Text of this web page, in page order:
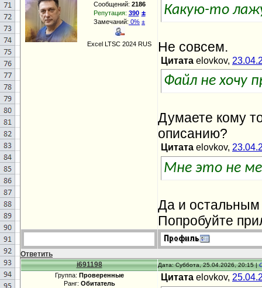
Сообщений: 2186
Репутация: 390 ±
Замечаний: 0% ±
Excel LTSC 2024 RUS
Какую-то
Не совсем.
Цитата elovkov,
Файл не хочу
Думаете кому
описанию?
Цитата elovkov,
Мне это не
Да и
Попробуйте
Ответить
i691198
Дата: Суббота, 25.04.2026, 20:15 |
Группа: Проверенные
Ранг: Обитатель
Цитата elovkov,